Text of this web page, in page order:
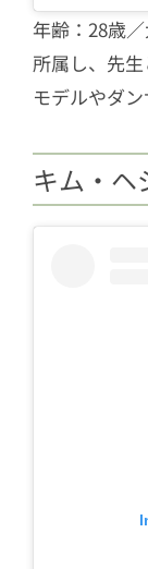
年齢：28歳
所属し、先生
モデルやダ
キム・ヘ